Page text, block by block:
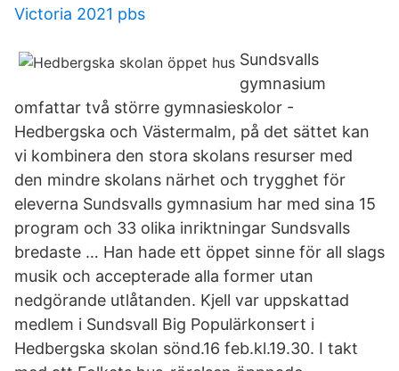
Victoria 2021 pbs
Sundsvalls
gymnasium
omfattar två större gymnasieskolor -
Hedbergska och Västermalm, på det sättet kan
vi kombinera den stora skolans resurser med
den mindre skolans närhet och trygghet för
eleverna Sundsvalls gymnasium har med sina 15
program och 33 olika inriktningar Sundsvalls
bredaste … Han hade ett öppet sinne för all slags
musik och accepterade alla former utan
nedgörande utlåtanden. Kjell var uppskattad
medlem i Sundsvall Big Populärkonsert i
Hedbergska skolan sönd.16 feb.kl.19.30. I takt